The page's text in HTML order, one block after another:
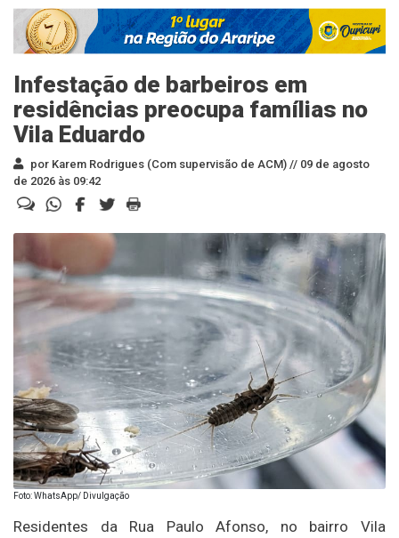
Infestação de barbeiros em
residências preocupa famílias no
Vila Eduardo
por Karem Rodrigues (Com supervisão de ACM) // 09 de agosto
de 2026 às 09:42
Foto: WhatsApp/ Divulgação
Residentes da Rua Paulo Afonso, no bairro Vila